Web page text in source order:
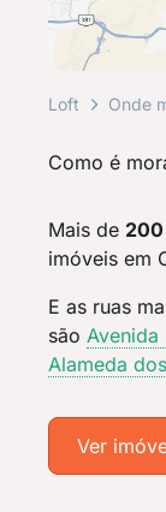
Loft Onde
Como é
Mais de 200
imóveis em
E as ruas
são Avenida
Alameda
Ver